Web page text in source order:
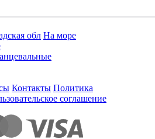
обл На море
Контакты Политика
соглашение